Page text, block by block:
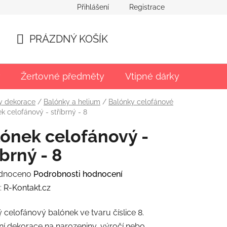
Přihlášení Registrace
KOŠÍK
PRÁZDNÝ KOŠÍK
Žertovné předměty Vtipné dárky
dekorace / Balónky a helium / Balónky celofánové
celofánový - stříbrný - 8
celofánový -
- 8
Podrobnosti hodnocení
R-Kontakt.cz
celofánový balónek ve tvaru číslice 8.